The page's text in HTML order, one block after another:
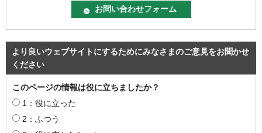
より良いウェブサイトにするためにみなさまのご意見をお聞かせ
ください
このページの情報は役に立ちましたか？
1：役に立った
2：ふつう